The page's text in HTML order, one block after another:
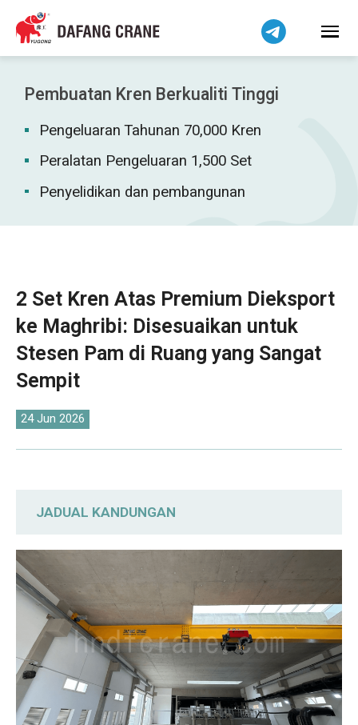
Pembuatan Kren Berkualiti Tinggi
Pengeluaran Tahunan 70,000 Kren
Peralatan Pengeluaran 1,500 Set
Penyelidikan dan pembangunan
2 Set Kren Atas Premium Dieksport
ke Maghribi: Disesuaikan untuk
Stesen Pam di Ruang yang Sangat
Sempit
24 Jun 2026
JADUAL KANDUNGAN
Dua Pendekatan Penyesuaian Berbeza
Perkhidmatan Pengeluaran hingga
Pemasangan: Penyelesaian Hujung-ke-
Hujung
Operasi Kren Atas Premium yang Lancar &
Stabil Terbukti
हिन्दी
Bahasa Indonesia
Tiếng Việt
简体中文
فارسی
Pilipino
اردو
Kiswahili
Dansk
Norsk
O‘zbekcha